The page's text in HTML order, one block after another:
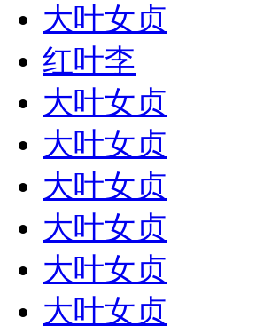
大叶女贞
红叶李
大叶女贞
大叶女贞
大叶女贞
大叶女贞
大叶女贞
大叶女贞